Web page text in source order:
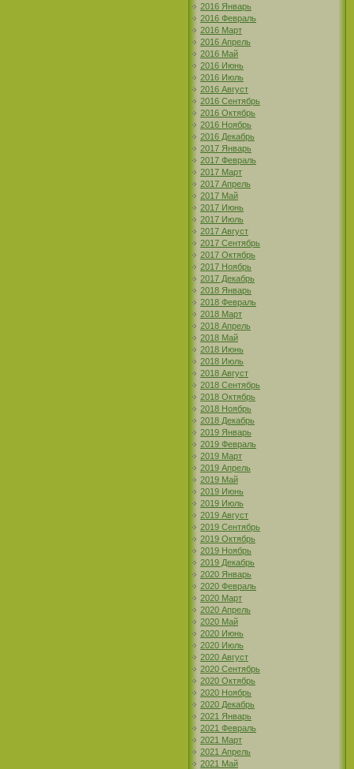
2016 Январь
2016 Февраль
2016 Март
2016 Апрель
2016 Май
2016 Июнь
2016 Июль
2016 Август
2016 Сентябрь
2016 Октябрь
2016 Ноябрь
2016 Декабрь
2017 Январь
2017 Февраль
2017 Март
2017 Апрель
2017 Май
2017 Июнь
2017 Июль
2017 Август
2017 Сентябрь
2017 Октябрь
2017 Ноябрь
2017 Декабрь
2018 Январь
2018 Февраль
2018 Март
2018 Апрель
2018 Май
2018 Июнь
2018 Июль
2018 Август
2018 Сентябрь
2018 Октябрь
2018 Ноябрь
2018 Декабрь
2019 Январь
2019 Февраль
2019 Март
2019 Апрель
2019 Май
2019 Июнь
2019 Июль
2019 Август
2019 Сентябрь
2019 Октябрь
2019 Ноябрь
2019 Декабрь
2020 Январь
2020 Февраль
2020 Март
2020 Апрель
2020 Май
2020 Июнь
2020 Июль
2020 Август
2020 Сентябрь
2020 Октябрь
2020 Ноябрь
2020 Декабрь
2021 Январь
2021 Февраль
2021 Март
2021 Апрель
2021 Май